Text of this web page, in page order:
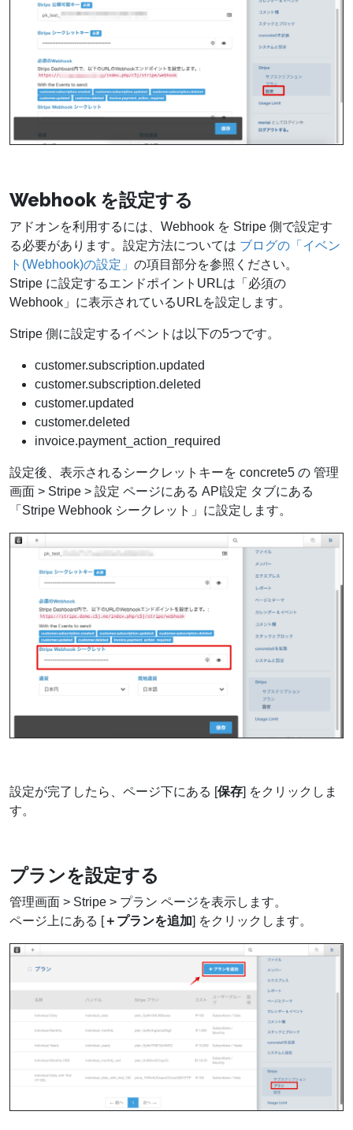
Webhook を設定する
アドオンを利用するには、Webhook を Stripe 側で設定す
る必要があります。設定方法については ブログの「イベン
ト(Webhook)の設定」 の項目部分を参照ください。
Stripe に設定するエンドポイントURLは「必須の
Webhook」に表示されているURLを設定します。
Stripe 側に設定するイベントは以下の5つです。
customer.subscription.updated
customer.subscription.deleted
customer.updated
customer.deleted
invoice.payment_action_required
設定後、表示されるシークレットキーを concrete5 の 管理
画面 > Stripe > 設定 ページにある API設定 タブにある
「Stripe Webhook シークレット」に設定します。
設定が完了したら、ページ下にある [保存] をクリックしま
す。
プランを設定する
管理画面 > Stripe > プラン ページを表示します。
ページ上にある [＋プランを追加] をクリックします。